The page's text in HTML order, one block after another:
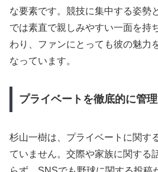
な要素です。競技に集中する姿勢
では素直で親しみやすい一面を持
わり、ファンにとっても彼の魅力
なっています。
プライベートを徹底的に管
杉山一樹は、プライベートに関す
ていません。交際や家族に関する